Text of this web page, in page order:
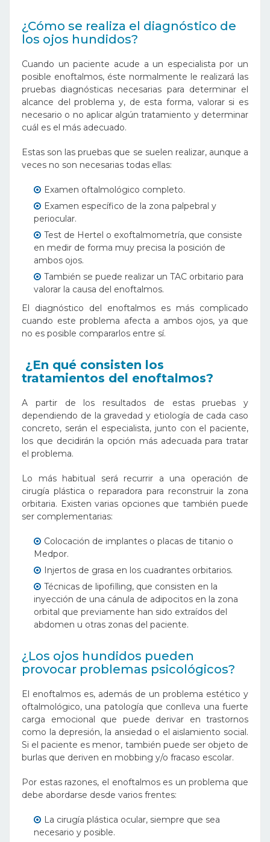
¿Cómo se realiza el diagnóstico de
los ojos hundidos?
Cuando un paciente acude a un especialista por un
posible enoftalmos, éste normalmente le realizará las
pruebas diagnósticas necesarias para determinar el
alcance del problema y, de esta forma, valorar si es
necesario o no aplicar algún tratamiento y determinar
cuál es el más adecuado.
Estas son las pruebas que se suelen realizar, aunque a
veces no son necesarias todas ellas:
Examen oftalmológico completo.
Examen específico de la zona palpebral y
periocular.
Test de Hertel o exoftalmometría, que consiste
en medir de forma muy precisa la posición de
ambos ojos.
También se puede realizar un TAC orbitario para
valorar la causa del enoftalmos.
El diagnóstico del enoftalmos es más complicado
cuando este problema afecta a ambos ojos, ya que
no es posible compararlos entre sí.
¿En qué consisten los
tratamientos del enoftalmos?
A partir de los resultados de estas pruebas y
dependiendo de la gravedad y etiología de cada caso
concreto, serán el especialista, junto con el paciente,
los que decidirán la opción más adecuada para tratar
el problema.
Lo más habitual será recurrir a una operación de
cirugía plástica o reparadora para reconstruir la zona
orbitaria. Existen varias opciones que también puede
ser complementarias:
Colocación de implantes o placas de titanio o
Medpor.
Injertos de grasa en los cuadrantes orbitarios.
Técnicas de lipofilling, que consisten en la
inyección de una cánula de adipocitos en la zona
orbital que previamente han sido extraídos del
abdomen u otras zonas del paciente.
¿Los ojos hundidos pueden
provocar problemas psicológicos?
El enoftalmos es, además de un problema estético y
oftalmológico, una patología que conlleva una fuerte
carga emocional que puede derivar en trastornos
como la depresión, la ansiedad o el aislamiento social.
Si el paciente es menor, también puede ser objeto de
burlas que deriven en mobbing y/o fracaso escolar.
Por estas razones, el enoftalmos es un problema que
debe abordarse desde varios frentes:
La cirugía plástica ocular, siempre que sea
necesario y posible.